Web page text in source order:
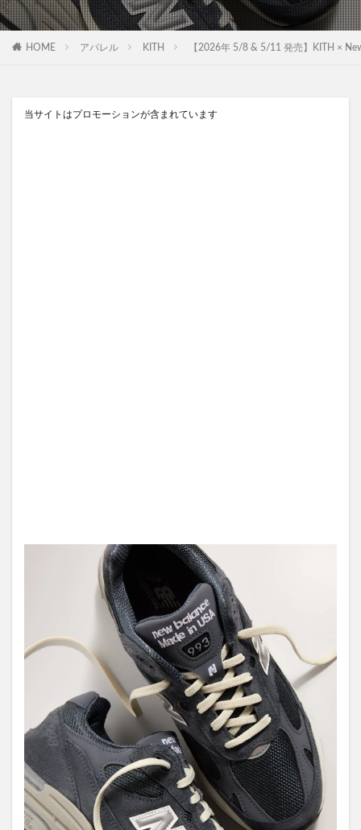
HOME アパレル KITH 【2026年 5/8 & 5/11 発売】KITH ×
当サイトはプロモーションが含まれています